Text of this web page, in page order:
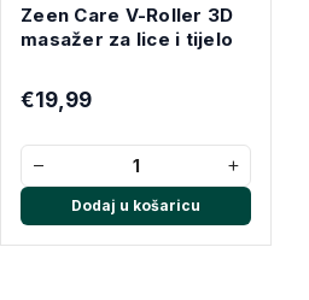
Zeen Care V-Roller 3D
masažer za lice i tijelo
€19,99
− +
Dodaj u košaricu